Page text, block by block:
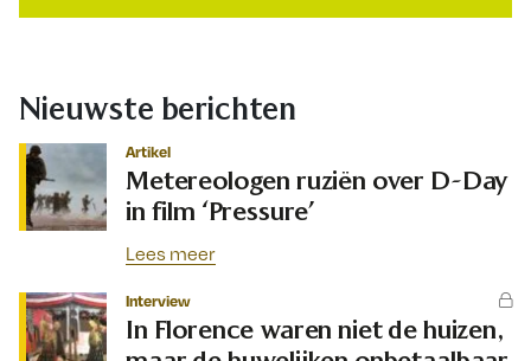
Nieuwste berichten
Artikel
Metereologen ruziën over D-Day
in film ‘Pressure’
Lees meer
Interview
In Florence waren niet de huizen,